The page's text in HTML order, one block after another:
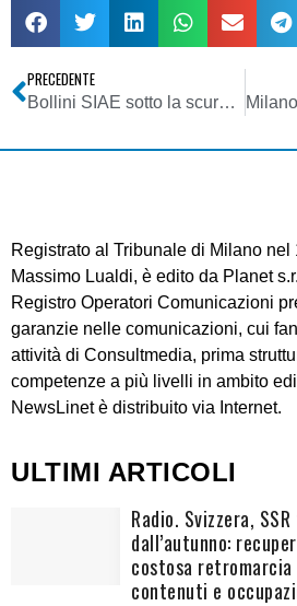
PRECEDENTE
Bollini SIAE sotto la scure europea
Registrato al Tribunale di Milano nel
Massimo Lualdi, è edito da Planet
Registro Operatori Comunicazioni
garanzie nelle comunicazioni, cui
attività di Consultmedia, prima
competenze a più livelli in ambito
NewsLinet è distribuito via Internet.
ULTIMI ARTICOLI
Radio. Svizzera,
dall’autunno:
costosa
contenuti e